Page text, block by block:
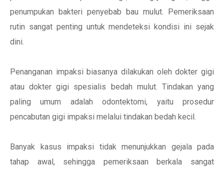
penumpukan bakteri penyebab bau mulut. Pemeriksaan
rutin sangat penting untuk mendeteksi kondisi ini sejak
dini.
Penanganan impaksi biasanya dilakukan oleh dokter gigi
atau dokter gigi spesialis bedah mulut. Tindakan yang
paling umum adalah odontektomi, yaitu prosedur
pencabutan gigi impaksi melalui tindakan bedah kecil.
Banyak kasus impaksi tidak menunjukkan gejala pada
tahap awal, sehingga pemeriksaan berkala sangat